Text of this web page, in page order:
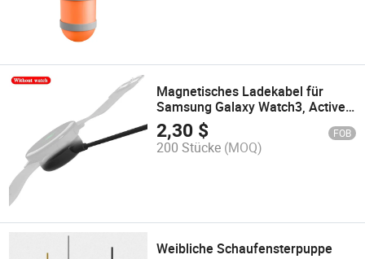
Magnetisches Ladekabel für
Samsung Galaxy Watch3, Active
2, R820, R830, R500 Smartwatch
2,30 $ FOB
200 Stücke (MOQ)
Weibliche Schaufensterpuppe